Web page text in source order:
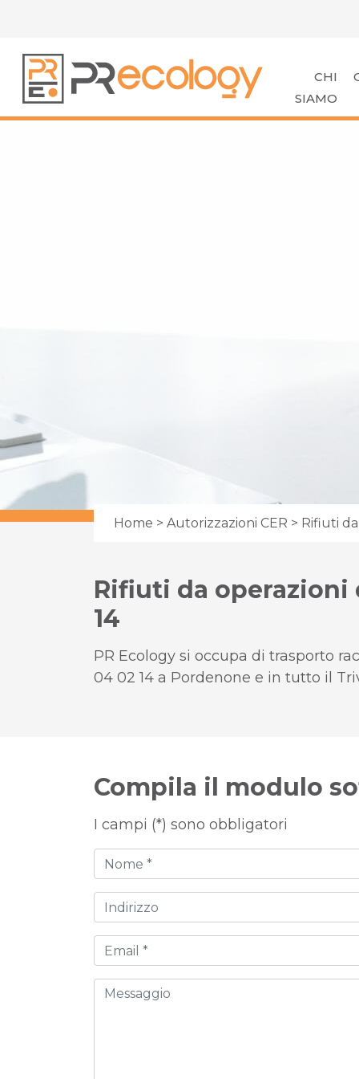
CHI
SIAMO
Home > Autorizzazioni CER > Rifiuti
Rifiuti da
14
PR Ecology si occupa di trasporto
04 02 14 a Pordenone e in tutto il
Compila il modulo
I campi (*) sono obbligatori
Nome
Indirizzo
Email
Messaggio